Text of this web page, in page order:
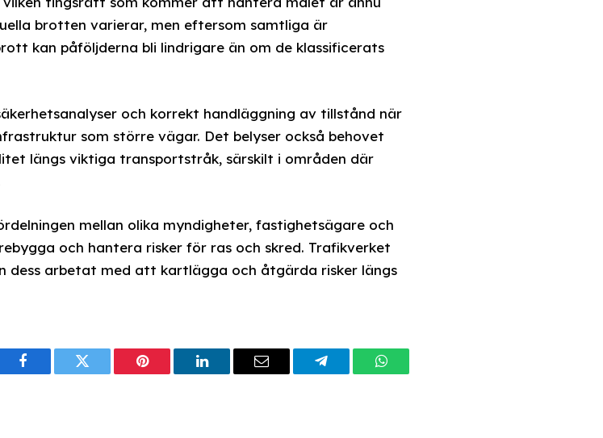
brotten varierar, men eftersom samtliga är
kan påföljderna bli lindrigare än om de klassificerats
och korrekt handläggning av tillstånd när
som större vägar. Det belyser också behovet
längs viktiga transportstråk, särskilt i områden där
mellan olika myndigheter, fastighetsägare och
och hantera risker för ras och skred. Trafikverket
dess arbetat med att kartlägga och åtgärda risker längs
FacebookTwitter PinterestLinkedInEmail TelegramWhatsApp